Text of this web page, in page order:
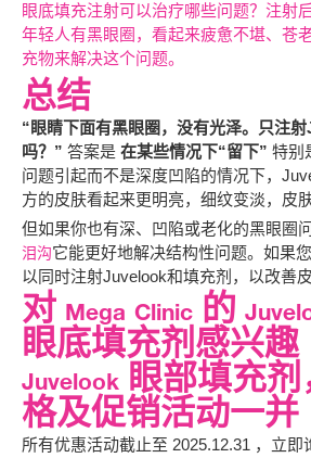
眼底填充注射可以治疗哪些问题？注射
年轻人有黑眼圈，看起来疲惫不堪、苍
充物来解决这个问题。
总结
“眼睛下面有黑眼圈，没有光泽。只注
吗？” 答案是 在某些情况下“留下” 特别
问题引起而不是深度凹陷的情况下，
方的皮肤看起来更明亮，细纹变淡，皮
但如果你也有深、凹陷或老化的黑眼圈
泪沟它能更好地解决结构性问题。如果
以同时注射Juvelook和填充剂，以改善
对 Mega Clinic 的
眼底填充剂感兴趣
Juvelook 眼部填充
格及促销活动一并
所有优惠活动截止至 2025.12.31 ，立即